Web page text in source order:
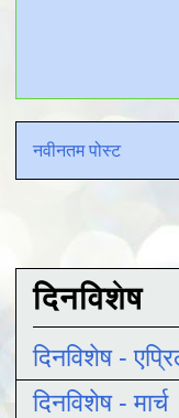
नवीनतम पोस्ट
दिनविशेष
दिनविशेष -
दिनविशेष - मार्च